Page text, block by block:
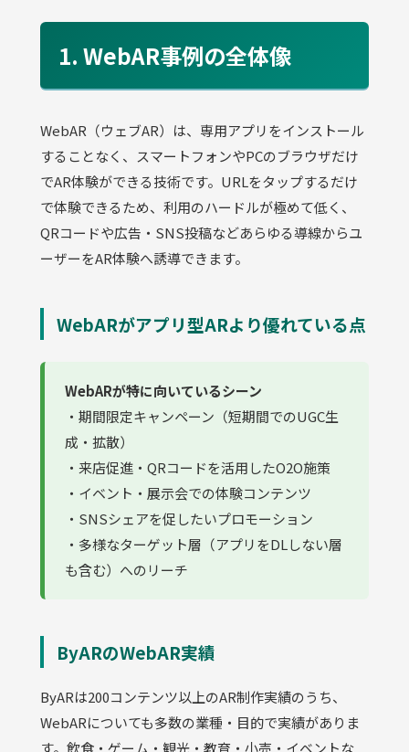
1. WebAR事例の全体像
WebAR（ウェブAR）は、専用アプリをインストール
することなく、スマートフォンやPCのブラウザだけ
でAR体験ができる技術です。URLをタップするだけ
で体験できるため、利用のハードルが極めて低く、
QRコードや広告・SNS投稿などあらゆる導線からユ
ーザーをAR体験へ誘導できます。
WebARがアプリ型ARより優れている点
WebARが特に向いているシーン
・期間限定キャンペーン（短期間でのUGC生
成・拡散）
・来店促進・QRコードを活用したO2O施策
・イベント・展示会での体験コンテンツ
・SNSシェアを促したいプロモーション
・多様なターゲット層（アプリをDLしない層
も含む）へのリーチ
ByARのWebAR実績
ByARは200コンテンツ以上のAR制作実績のうち、
WebARについても多数の業種・目的で実績がありま
す。飲食・ゲーム・観光・教育・小売・イベントな